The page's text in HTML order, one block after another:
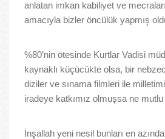
anlatan imkan kabiliyet ve
amacıyla bizler öncülük yapmış
%80’nin ötesinde Kurtlar Vadisi
kaynaklı küçücükte olsa, bir
diziler ve sınama filmleri ile
iradeye katkımız olmuşsa ne
İnşallah yeni nesil bunları en